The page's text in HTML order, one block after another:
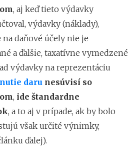
, aj keď tieto výdavky
výdavky (náklady),
daňové účely nie je
a ďalšie, taxatívne vymedzené
výdavky na reprezentáciu
daru nesúvisí so
, ide štandardne
, a to aj v prípade, ak by bolo
však určité výnimky,
ďalej).